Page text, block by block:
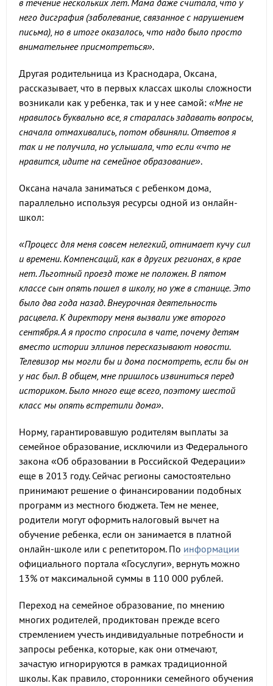
в течение нескольких лет. Мама даже считала, что у
него дисграфия (заболевание, связанное с нарушением
письма), но в итоге оказалось, что надо было просто
внимательнее присмотреться».
Другая родительница из Краснодара, Оксана,
рассказывает, что в первых классах школы сложности
возникали как у ребенка, так и у нее самой: «Мне не
нравилось буквально все, я старалась задавать вопросы,
сначала отмахивались, потом обвиняли. Ответов я
так и не получила, но услышала, что если «что не
нравится, идите на семейное образование».
Оксана начала заниматься с ребенком дома,
параллельно используя ресурсы одной из онлайн-
школ:
«Процесс для меня совсем нелегкий, отнимает кучу сил
и времени. Компенсаций, как в других регионах, в крае
нет. Льготный проезд тоже не положен. В пятом
классе сын опять пошел в школу, но уже в станице. Это
было два года назад. Внеурочная деятельность
расцвела. К директору меня вызвали уже второго
сентября. А я просто спросила в чате, почему детям
вместо истории эллинов пересказывают новости.
Телевизор мы могли бы и дома посмотреть, если бы он
у нас был. В общем, мне пришлось извиниться перед
историком. Было много еще всего, поэтому шестой
класс мы опять встретили дома».
Норму, гарантировавшую родителям выплаты за
семейное образование, исключили из Федерального
закона «Об образовании в Российской Федерации»
еще в 2013 году. Сейчас регионы самостоятельно
принимают решение о финансировании подобных
программ из местного бюджета. Тем не менее,
родители могут оформить налоговый вычет на
обучение ребенка, если он занимается в платной
онлайн-школе или с репетитором. По информации
официального портала «Госуслуги», вернуть можно
13% от максимальной суммы в 110 000 рублей.
Переход на семейное образование, по мнению
многих родителей, продиктован прежде всего
стремлением учесть индивидуальные потребности и
запросы ребенка, которые, как они отмечают,
зачастую игнорируются в рамках традиционной
школы. Как правило, сторонники семейного обучения